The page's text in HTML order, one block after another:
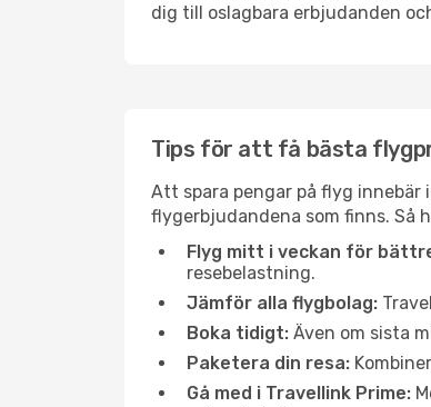
dig till oslagbara erbjudanden
Tips för att få bästa
Att spara pengar på flyg innebär
flygerbjudandena som finns. Så
Flyg mitt i veckan för
resebelastning.
Jämför alla flygbolag:
Boka tidigt: Även om sista
Paketera din resa:
Gå med i Travellink Prime: